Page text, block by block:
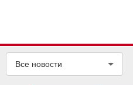
Все новости